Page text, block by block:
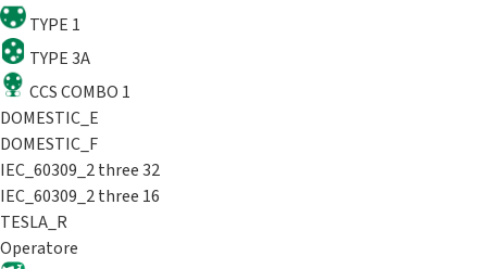
TYPE 1
TYPE 3A
CCS COMBO 1
DOMESTIC_E
DOMESTIC_F
IEC_60309_2 three 32
IEC_60309_2 three 16
TESLA_R
Operatore